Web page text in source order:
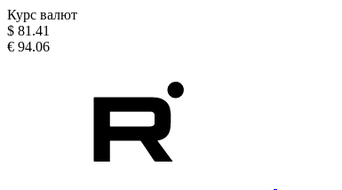
Курс валют
$ 81.41
€ 94.06